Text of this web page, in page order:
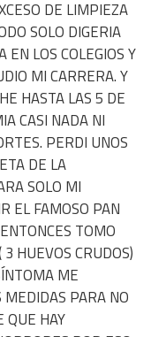
DE LIMPIEZA
SOLO DIGERIA
EN LOS COLEGIOS Y
MI CARRERA. Y
HASTA LAS 5 DE
CASI NADA NI
PERDI UNOS
DE LA
SOLO MI
EL FAMOSO PAN
TOMO
HUEVOS CRUDOS)
ME
PARA NO
QUE HAY